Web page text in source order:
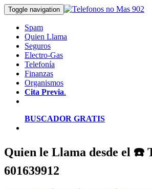
Toggle navigation
Spam
Quien Llama
Seguros
Electro-Gas
Telefonía
Finanzas
Organismos
Cita Previa.
BUSCADOR GRATIS
Quien le Llama desde el ☎️
601639912